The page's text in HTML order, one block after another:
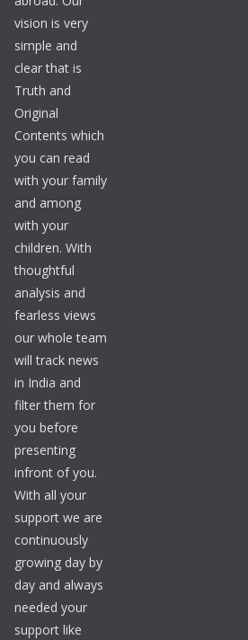
vision is very
simple and
clear that is
Truth and
Original
Contents which
you can read
with your family
and among
with your
children. With
thoughtful
analysis and
fearless views
our whole team
will track news
in India and
filter them for
you before
presenting
infront of you.
With all your
support we are
continuously
growing day by
day and always
needed your
support like